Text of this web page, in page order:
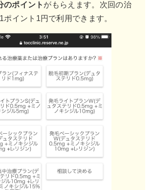
のポイント がもらえます。次回の治
ポイント1円で利用できます。